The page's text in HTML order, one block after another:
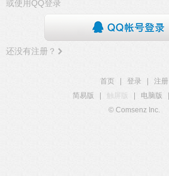
或使用QQ登录
还没有注册？
首页 登录
注册
简易版
触屏版 电脑版
© Comsenz Inc.